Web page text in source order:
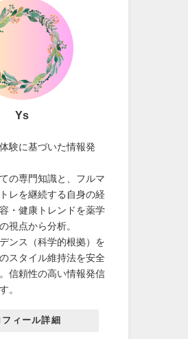
Ys
験に基づいた情報発
の専門知識と、フルマ
レを継続する自身の経
・健康トレンドを薬学
視点から分析。
ンス（科学的根拠）を
スタイル維持法を安全
信頼性の高い情報発信
。
フィール詳細